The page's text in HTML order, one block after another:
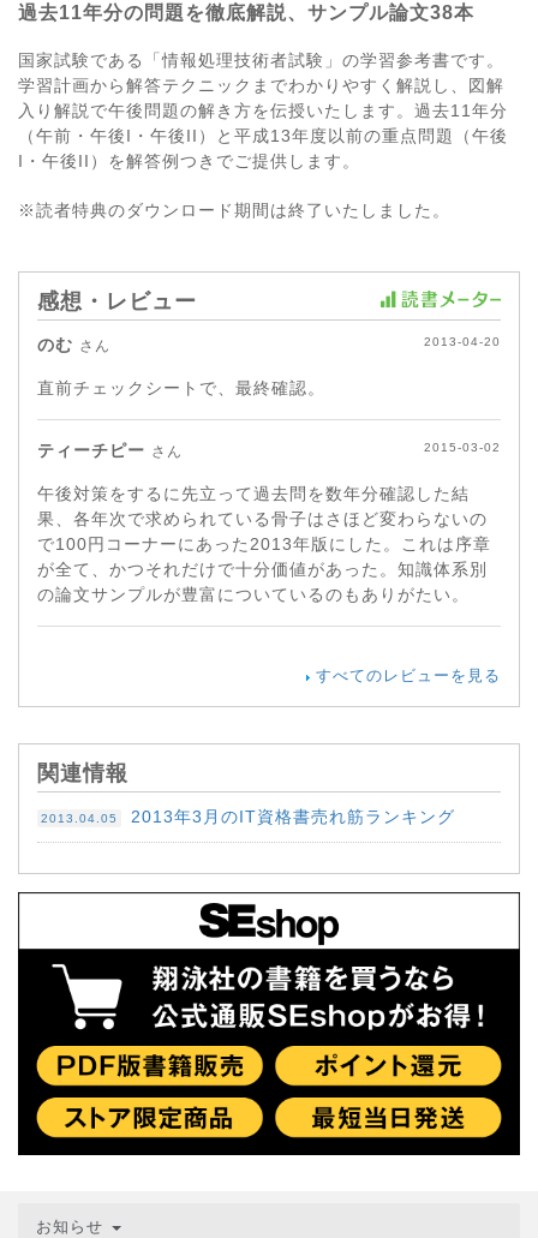
過去11年分の問題を徹底解説、サンプル論文38本
国家試験である「情報処理技術者試験」の学習参考書です。
学習計画から解答テクニックまでわかりやすく解説し、図解
入り解説で午後問題の解き方を伝授いたします。過去11年分
（午前・午後I・午後II）と平成13年度以前の重点問題（午後
I・午後II）を解答例つきでご提供します。
※読者特典のダウンロード期間は終了いたしました。
感想・レビュー
のむ さん 2013-04-20
直前チェックシートで、最終確認。
ティーチピー さん 2015-03-02
午後対策をするに先立って過去問を数年分確認した結
果、各年次で求められている骨子はさほど変わらないの
で100円コーナーにあった2013年版にした。これは序章
が全て、かつそれだけで十分価値があった。知識体系別
の論文サンプルが豊富についているのもありがたい。
すべてのレビューを見る
関連情報
2013.04.05 2013年3月のIT資格書売れ筋ランキング
お知らせ